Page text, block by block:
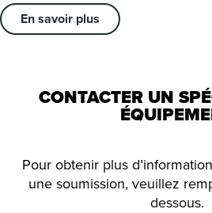
En savoir plus
CONTACTER UN
Pour obtenir plus
une soumission, veuillez
dessous.